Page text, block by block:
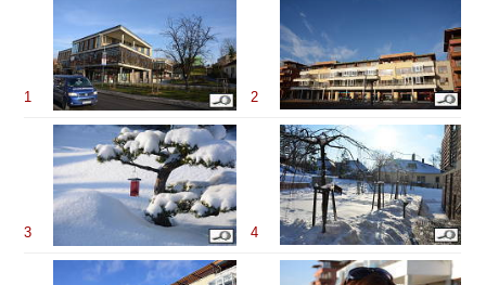
1 2
3 4